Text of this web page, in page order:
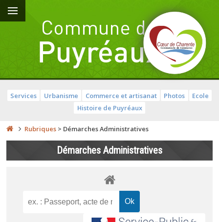
Services Urbanisme Commerce et artisanat Photos
Ecole
Histoire de Puyréaux
Rubriques > Démarches Administratives
Démarches Administratives